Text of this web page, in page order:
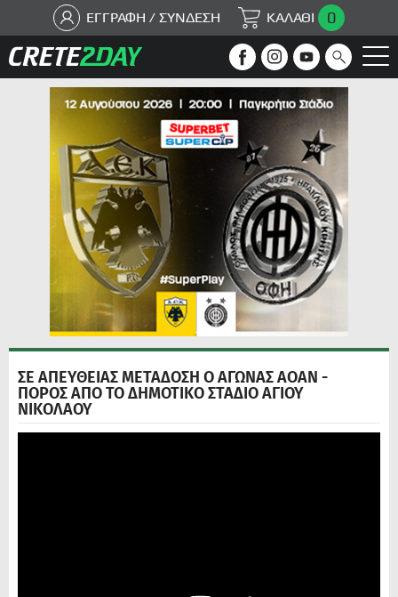
ΕΓΓΡΑΦΗ / ΣΥΝΔΕΣΗ ΚΑΛΑΘΙ 0
ΣΕ ΑΠΕΥΘΕΙΑΣ ΜΕΤΑΔΟΣΗ Ο ΑΓΩΝΑΣ ΑΟΑΝ -
ΠΟΡΟΣ ΑΠΟ ΤΟ ΔΗΜΟΤΙΚΟ ΣΤΑΔΙΟ ΑΓΙΟΥ
ΝΙΚΟΛΑΟΥ